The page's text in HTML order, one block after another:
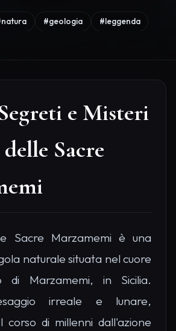
#geologia #leggenda
e Misteri
Sacre
Sacre Marzamemi è una
naturale situata nel cuore
di Marzamemi, in Sicilia.
irreale e lunare,
corso di millenni dall'azione